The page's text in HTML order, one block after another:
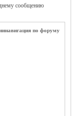
сообщению
по форуму